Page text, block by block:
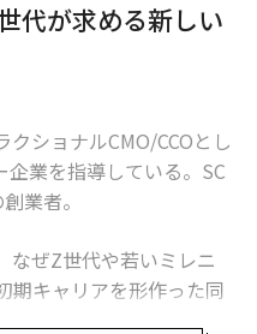
代が求める新しい
クショナルCMO/CCOとし
業を指導している。SC
業者。
なぜZ世代や若いミレニ
期キャリアを形作った同